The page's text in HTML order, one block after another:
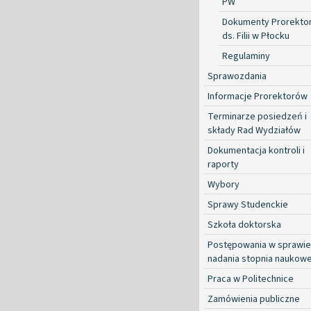
Dokumenty
ds. Filii w Płocku
Regulaminy
Sprawozdania
Informacje Prorektorów
Terminarze posiedzeń i
składy Rad Wydziałów
Dokumentacja kontroli i
raporty
Wybory
Sprawy Studenckie
Szkoła doktorska
Postępowania w sprawie
nadania stopnia
Praca w Politechnice
Zamówienia publiczne